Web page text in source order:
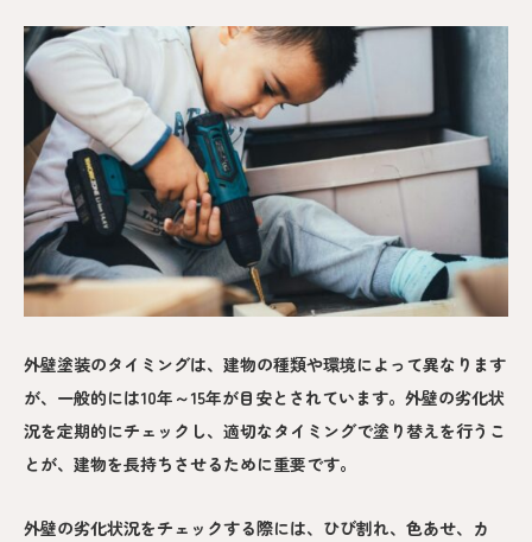
外壁塗装のタイミングは、建物の種類や環境によって異なります
が、一般的には10年～15年が目安とされています。外壁の劣化状
況を定期的にチェックし、適切なタイミングで塗り替えを行うこ
とが、建物を長持ちさせるために重要です。
外壁の劣化状況をチェックする際には、ひび割れ、色あせ、カ